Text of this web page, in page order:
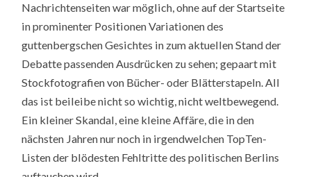
Nachrichtenseiten war möglich, ohne auf der Startseite
in prominenter Positionen Variationen des
guttenbergschen Gesichtes in zum aktuellen Stand der
Debatte passenden Ausdrücken zu sehen; gepaart mit
Stockfotografien von Bücher- oder Blätterstapeln. All
das ist beileibe nicht so wichtig, nicht weltbewegend.
Ein kleiner Skandal, eine kleine Affäre, die in den
nächsten Jahren nur noch in irgendwelchen TopTen-
Listen der blödesten Fehltritte des politischen Berlins